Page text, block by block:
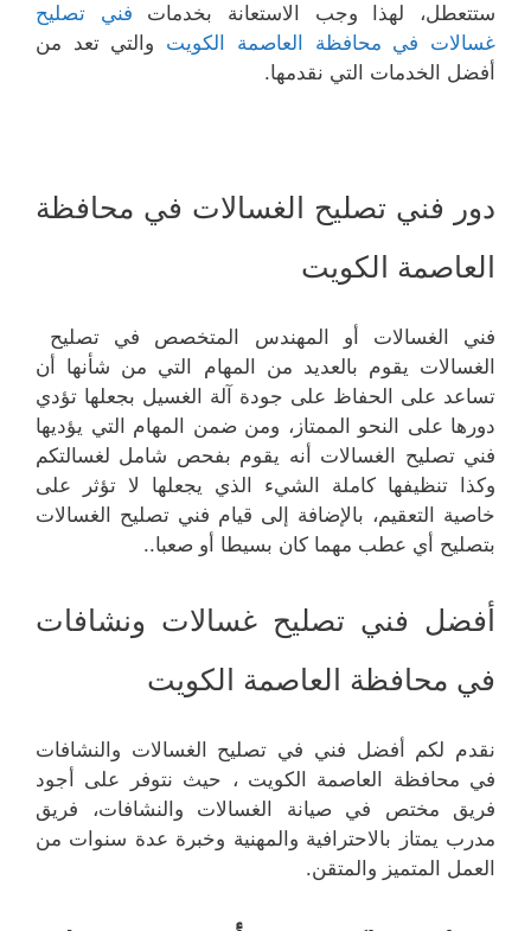
ستتعطل، لهذا وجب الاستعانة بخدمات فني تصليح
غسالات في محافظة العاصمة الكويت والتي تعد من
أفضل الخدمات التي نقدمها.
دور فني تصليح الغسالات في محافظة
العاصمة الكويت
فني الغسالات أو المهندس المتخصص في تصليح
الغسالات يقوم بالعديد من المهام التي من شأنها أن
تساعد على الحفاظ على جودة آلة الغسيل بجعلها تؤدي
دورها على النحو الممتاز، ومن ضمن المهام التي يؤديها
فني تصليح الغسالات أنه يقوم بفحص شامل لغسالتكم
وكذا تنظيفها كاملة الشيء الذي يجعلها لا تؤثر على
خاصية التعقيم، بالإضافة إلى قيام فني تصليح الغسالات
بتصليح أي عطب مهما كان بسيطا أو صعبا..
أفضل فني تصليح غسالات ونشافات
في محافظة العاصمة الكويت
نقدم لكم أفضل فني في تصليح الغسالات والنشافات
في محافظة العاصمة الكويت ، حيث نتوفر على أجود
فريق مختص في صيانة الغسالات والنشافات، فريق
مدرب يمتاز بالاحترافية والمهنية وخبرة عدة سنوات من
العمل المتميز والمتقن.